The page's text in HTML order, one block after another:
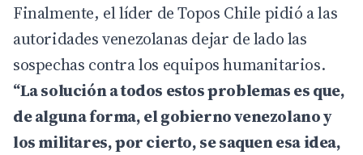
Finalmente, el líder de Topos Chile pidió a las
autoridades venezolanas dejar de lado las
sospechas contra los equipos humanitarios.
“La solución a todos estos problemas es que,
de alguna forma, el gobierno venezolano y
los militares, por cierto, se saquen esa idea,